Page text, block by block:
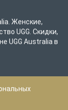
Женские,
UGG. Скидки,
UGG Australia в